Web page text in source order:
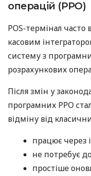
операцій (РРО)
POS-термінал часто
касовим
систему з
розрахункових
Після змін у
програмних РРО
відміну від
працює через
не потребує
простіше